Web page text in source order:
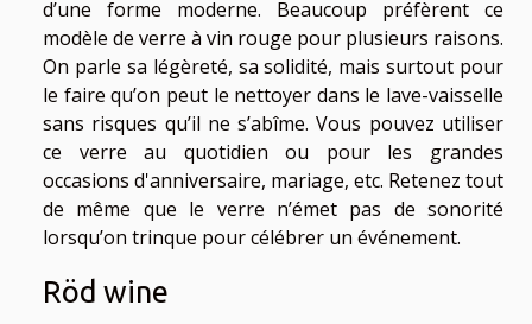
d’une forme moderne. Beaucoup préfèrent ce
modèle de verre à vin rouge pour plusieurs raisons.
On parle sa légèreté, sa solidité, mais surtout pour
le faire qu’on peut le nettoyer dans le lave-vaisselle
sans risques qu’il ne s’abîme. Vous pouvez utiliser
ce verre au quotidien ou pour les grandes
occasions d'anniversaire, mariage, etc. Retenez tout
de même que le verre n’émet pas de sonorité
lorsqu’on trinque pour célébrer un événement.
Röd wine